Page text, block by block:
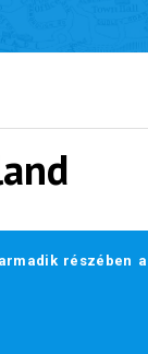
részében